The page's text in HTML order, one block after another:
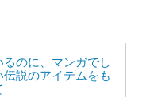
のに、マンガでし
説のアイテムをも